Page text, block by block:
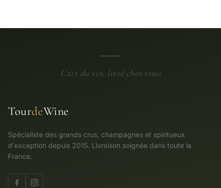
L'art du vin, livré chez vous
TourdeWine
Spécialiste des grands crus, champagnes et spiritueux
d'exception depuis 2015. Livraison soignée dans toute la
France.